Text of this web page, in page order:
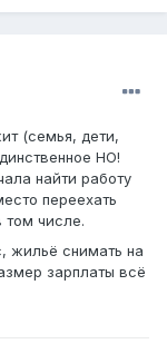
(семья, дети,
НО!
найти работу
переехать
том числе.
жильё снимать на
зарплаты всё